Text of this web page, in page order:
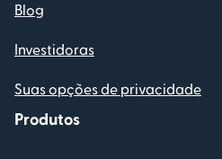
Blog
Investidoras
Suas opções de privacidade
Produtos